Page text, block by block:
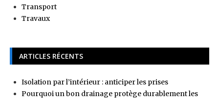
Transport
Travaux
ARTICLES RÉCENTS
Isolation par l’intérieur : anticiper les prises
Pourquoi un bon drainage protège durablement les